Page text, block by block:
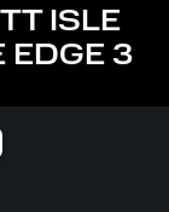
ISLE
EDGE 3